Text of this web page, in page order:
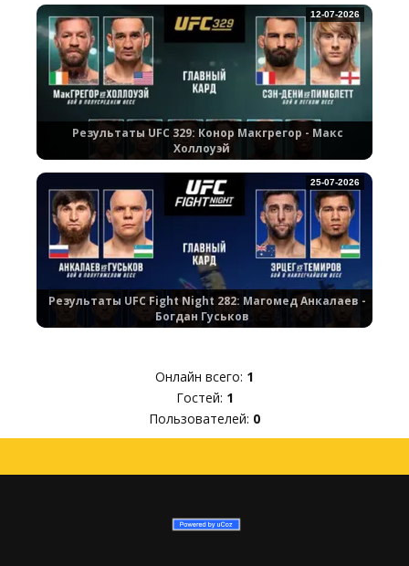
Результаты UFC 329: Конор Макгрегор - Макс
Холлоуэй
12-07-2026
Результаты UFC Fight Night 282: Магомед Анкалаев -
Богдан Гуськов
25-07-2026
Онлайн всего: 1
Гостей: 1
Пользователей: 0